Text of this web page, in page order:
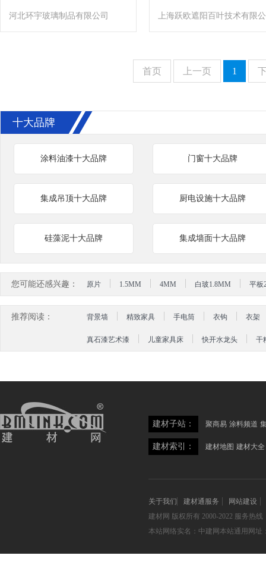
河北环宇玻璃制品有限公司 上海跃欧遮阳百叶技术有限公
司
首页 上一页 1
十大品牌
涂料油漆十大品牌 门窗十大品牌
集成吊顶十大品牌 厨电设施十大品牌
硅藻泥十大品牌 集成墙面十大品牌
您可能还感兴趣： 原片 1.5MM 4MM 白玻1.8MM 平板
推荐阅读： 背景墙 精致家具 手电筒 衣钩 衣架
真石漆艺术漆 儿童家具床 快开水龙头 干
建材子站： 聚商易 涂料频道
建材索引： 建材地图 建材大全
关于我们 建材通服务
网站建设
建材网 版权所有 2000-2022 服务热线
本站网络实名：中建网本站通用网址